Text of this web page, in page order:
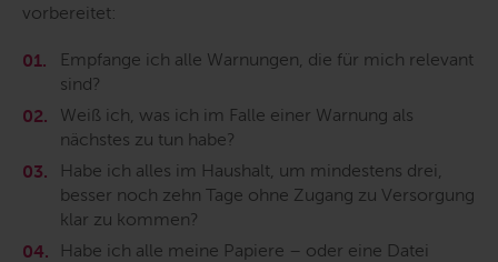
vorbereitet:
Empfange ich alle Warnungen, die für mich relevant
sind?
Weiß ich, was ich im Falle einer Warnung als
nächstes zu tun habe?
Habe ich alles im Haushalt, um mindestens drei,
besser noch zehn Tage ohne Zugang zu Versorgung
klar zu kommen?
Habe ich alle meine Papiere – oder eine Datei